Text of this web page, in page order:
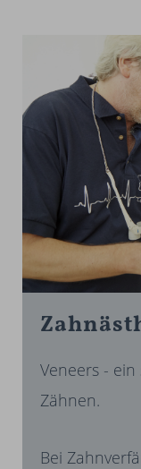
Veneers -
Zähnen.
Bei